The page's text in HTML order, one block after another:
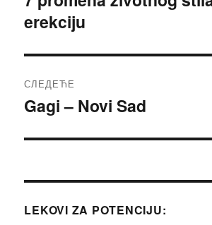
чланак:
erekciju
СЛЕДЕЋЕ
Следећи
Gagi – Novi Sad
LEKOVI ZA POTENCIJU: